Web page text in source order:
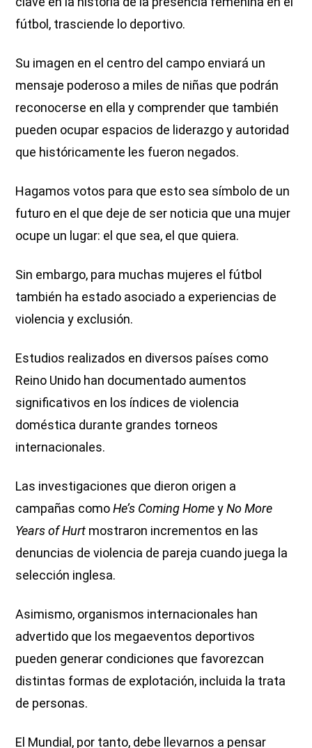
fútbol, trasciende lo deportivo.
Su imagen en el centro del campo enviará un
mensaje poderoso a miles de niñas que podrán
reconocerse en ella y comprender que también
pueden ocupar espacios de liderazgo y autoridad
que históricamente les fueron negados.
Hagamos votos para que esto sea símbolo de un
futuro en el que deje de ser noticia que una mujer
ocupe un lugar: el que sea, el que quiera.
Sin embargo, para muchas mujeres el fútbol
también ha estado asociado a experiencias de
violencia y exclusión.
Estudios realizados en diversos países como
Reino Unido han documentado aumentos
significativos en los índices de violencia
doméstica durante grandes torneos
internacionales.
Las investigaciones que dieron origen a
campañas comoHe’s Coming HomeyNo More
Years of Hurt mostraron incrementos en las
denuncias de violencia de pareja cuando juega la
selección inglesa.
Asimismo, organismos internacionales han
advertido que los megaeventos deportivos
pueden generar condiciones que favorezcan
distintas formas de explotación, incluida la trata
de personas.
El Mundial, por tanto, debe llevarnos a pensar